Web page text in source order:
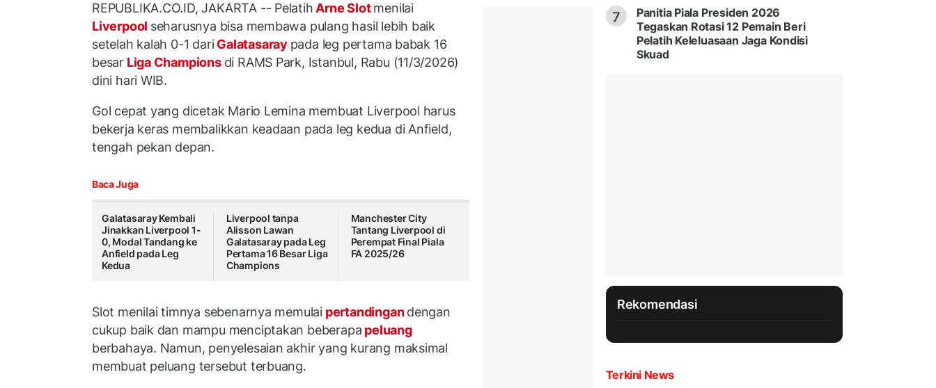
REPUBLIKA.CO.ID, JAKARTA -- Pelatih Arne Slotmenilai
Liverpool seharusnya bisa membawa pulang hasil lebih baik
setelah kalah 0-1 dariGalatasaray pada leg pertama babak 16
besarLiga Champions di RAMS Park, Istanbul, Rabu (11/3/2026)
dini hari WIB.
Gol cepat yang dicetak Mario Lemina membuat Liverpool harus
bekerja keras membalikkan keadaan pada leg kedua di Anfield,
tengah pekan depan.
Baca Juga
Galatasaray Kembali
Jinakkan Liverpool 1-
0, Modal Tandang ke
Anfield pada Leg
Kedua
Liverpool tanpa
Alisson Lawan
Galatasaray pada Leg
Pertama 16 Besar Liga
Champions
Manchester City
Tantang Liverpool di
Perempat Final Piala
FA 2025/26
Slot menilai timnya sebenarnya memulai pertandingandengan
cukup baik dan mampu menciptakan beberapa peluang
berbahaya. Namun, penyelesaian akhir yang kurang maksimal
membuat peluang tersebut terbuang.
7
Panitia Piala Presiden 2026
Tegaskan Rotasi 12 Pemain Beri
Pelatih Keleluasaan Jaga Kondisi
Skuad
Rekomendasi
Terkini News